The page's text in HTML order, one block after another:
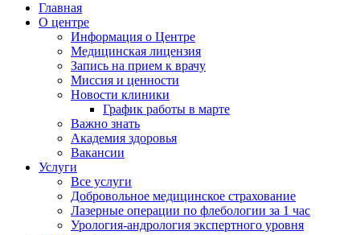
Главная
О центре
Информация о Центре
Медицинская лицензия
Запись на прием к врачу
Миссия и ценности
Новости клиники
График работы в марте
Важно знать
Академия здоровья
Вакансии
Услуги
Все услуги
Добровольное медицинское страхование
Лазерные операции по флебологии за 1 час
Урология-андрология экспертного уровня